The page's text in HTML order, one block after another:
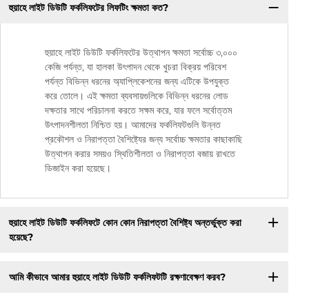
হুয়াহে লাইট ডিউটি ফর্কলিফটের লিফটিং ক্ষমতা কত?
হুয়াহে লাইট ডিউটি ফর্কলিফটের উত্থাপন ক্ষমতা সর্বোচ্চ ৩,০০০
কেজি পর্যন্ত, যা হালকা উৎপাদন থেকে খুচরা বিক্রয় পরিবেশ
পর্যন্ত বিভিন্ন ধরনের অ্যাপ্লিকেশনের জন্য এটিকে উপযুক্ত
করে তোলে। এই ক্ষমতা ব্যবসায়গুলিকে বিভিন্ন ধরনের লোড
দক্ষতার সাথে পরিচালনা করতে সক্ষম করে, যার ফলে সর্বোত্তম
উৎপাদনশীলতা নিশ্চিত হয়। আমাদের ফর্কলিফটগুলি উন্নত
প্রকৌশল ও নিরাপত্তা বৈশিষ্ট্যের জন্য সর্বোচ্চ ক্ষমতার কাছাকাছি
উত্থাপন করার সময়ও স্থিতিশীলতা ও নিরাপত্তা বজায় রাখতে
ডিজাইন করা হয়েছে।
হুয়াহে লাইট ডিউটি ফর্কলিফটে কোন কোন নিরাপত্তা বৈশিষ্ট্য অন্তর্ভুক্ত করা
হয়েছে?
আমি কীভাবে আমার হুয়াহে লাইট ডিউটি ফর্কলিফটটি রক্ষণাবেক্ষণ করব?